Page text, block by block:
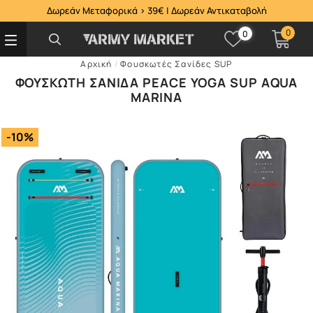
Δωρεάν Μεταφορικά > 39€ | Δωρεάν Αντικαταβολή
0 0
Αρχική /Φουσκωτές Σανίδες SUP
ΦΟΥΣΚΩΤΉ ΣΑΝΊΔΑ PEACE YOGA SUP AQUA
MARINA
-10%